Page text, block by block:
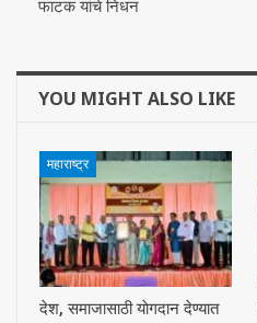
फाटक यांचे निधन
YOU MIGHT ALSO LIKE
महाराष्ट्र
देश, समाजासाठी याेगदान देण्यात